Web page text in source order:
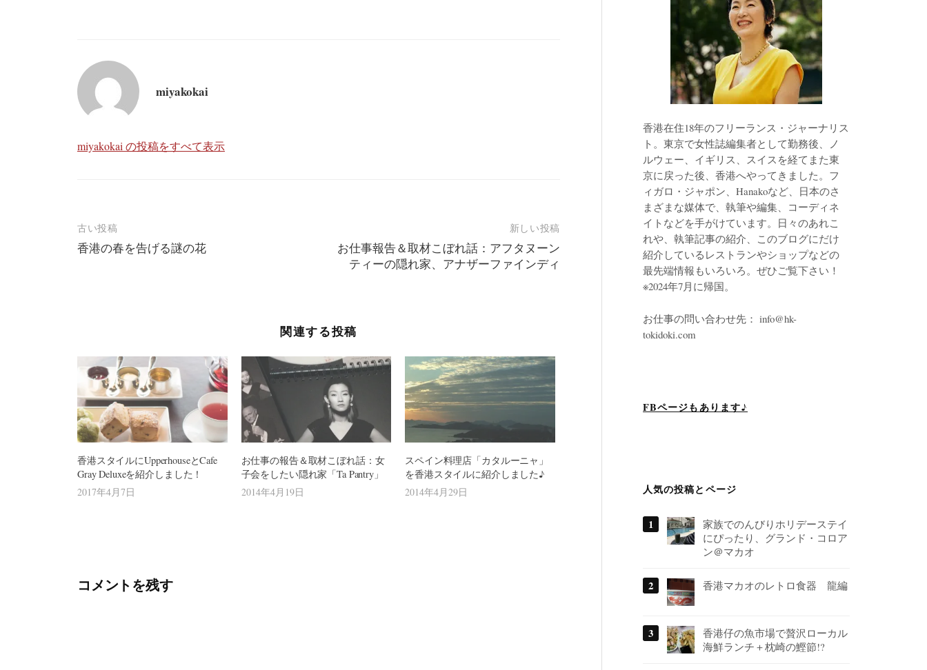
miyakokai
miyakokai の投稿をすべて表示
投
稿
シ
ョ
ン
古い投稿
香港の春を告げる謎の花
新しい投稿
お仕事報告＆取材こぼれ話：アフタヌーン
ティーの隠れ家、アナザーファインディ
関連する投稿
香港スタイルにUpperhouseとCafe
Gray Deluxeを紹介しました！
2017年4月7日
お仕事の報告＆取材こぼれ話：女
子会をしたい隠れ家「Ta Pantry」
2014年4月19日
スペイン料理店「カタルーニャ」
を香港スタイルに紹介しました♪
2014年4月29日
コメントを残す
香港在住18年のフリーランス・ジャーナリス
ト。東京で女性誌編集者として勤務後、ノ
ルウェー、イギリス、スイスを経てまた東
京に戻った後、香港へやってきました。フ
ィガロ・ジャポン、Hanakoなど、日本のさ
まざまな媒体で、執筆や編集、コーディネ
イトなどを手がけています。日々のあれこ
れや、執筆記事の紹介、このブログにだけ
紹介しているレストランやショップなどの
最先端情報もいろいろ。ぜひご覧下さい！
※2024年7月に帰国。
お仕事の問い合わせ先： info@hk-
tokidoki.com
FBページもあります♪
人気の投稿とページ
家族でのんびりホリデーステイ
にぴったり、グランド・コロア
ン＠マカオ
香港マカオのレトロ食器 龍編
香港仔の魚市場で贅沢ローカル
海鮮ランチ＋枕崎の鰹節!?